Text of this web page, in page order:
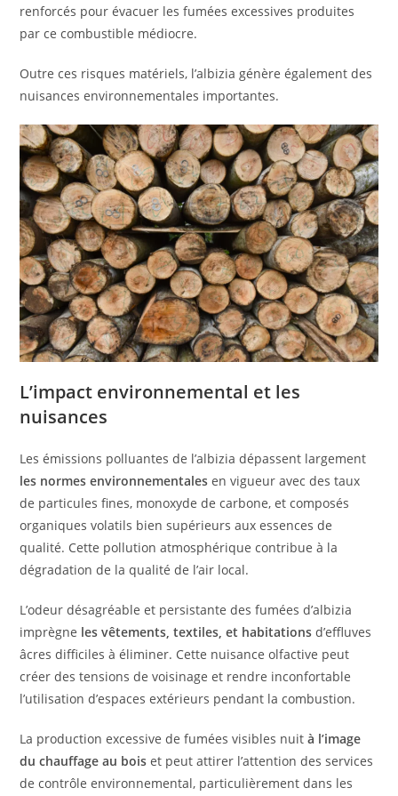
renforcés pour évacuer les fumées excessives produites
par ce combustible médiocre.
Outre ces risques matériels, l’albizia génère également des
nuisances environnementales importantes.
L’impact environnemental et les
nuisances
Les émissions polluantes de l’albizia dépassent largement
les normes environnementales en vigueur avec des taux
de particules fines, monoxyde de carbone, et composés
organiques volatils bien supérieurs aux essences de
qualité. Cette pollution atmosphérique contribue à la
dégradation de la qualité de l’air local.
L’odeur désagréable et persistante des fumées d’albizia
imprègne les vêtements, textiles, et habitations d’effluves
âcres difficiles à éliminer. Cette nuisance olfactive peut
créer des tensions de voisinage et rendre inconfortable
l’utilisation d’espaces extérieurs pendant la combustion.
La production excessive de fumées visibles nuità l’image
du chauffage au bois et peut attirer l’attention des services
de contrôle environnemental, particulièrement dans les